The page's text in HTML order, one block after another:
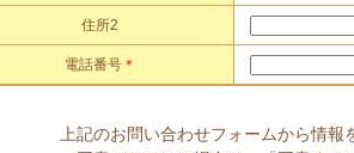
住所2
電話番号＊
上記のお問い合わせフォームから情